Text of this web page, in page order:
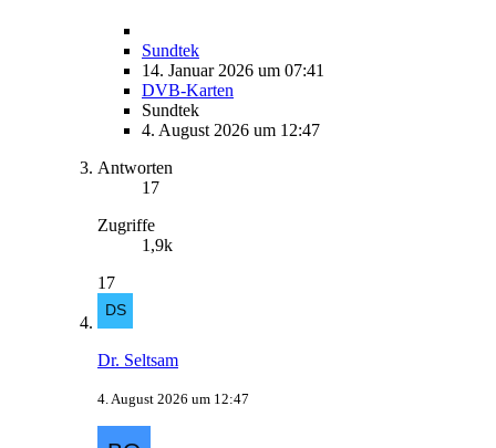
Sundtek
14. Januar 2026 um 07:41
DVB-Karten
Sundtek
4. August 2026 um 12:47
Antworten
17
Zugriffe
1,9k
17
Dr. Seltsam
4. August 2026 um 12:47